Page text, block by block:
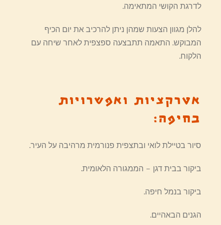
לדרגת הקושי המתאימה.
להלן מגוון הצעות שמהן ניתן להרכיב את יום הכיף
המבוקש. התאמה תתבצעה ספצפית לאחר שיחה עם
הלקוח.
אטרקציות ואפשרויות
בחיפה:
סיור בטיילת לואי ובתצפית פנורמית מרהיבה על העיר.
ביקור בבית דגן – הממגורה הלאומית.
ביקור בנמל חיפה.
הגנים הבאהיים.